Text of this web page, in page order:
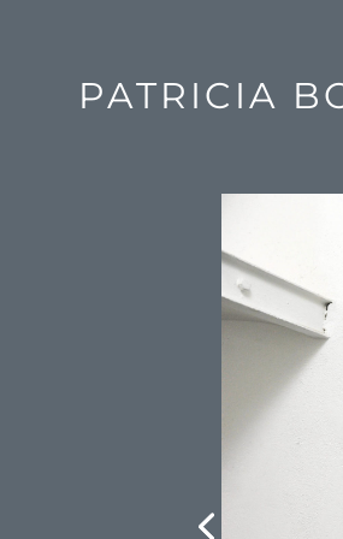
PATRICIA